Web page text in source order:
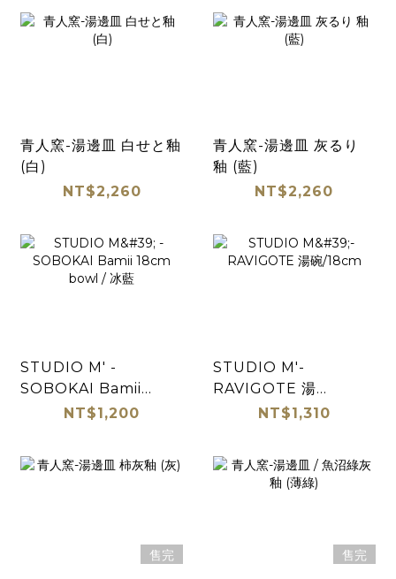
青人窯-湯邊皿 白せと釉
(白)
NT$2,260
青人窯-湯邊皿 灰るり
釉 (藍)
NT$2,260
STUDIO M' -
SOBOKAI Bamii
18cm bowl / 冰藍
NT$1,200
STUDIO M'-
RAVIGOTE 湯
碗/18cmNT$1,310
售完 售完